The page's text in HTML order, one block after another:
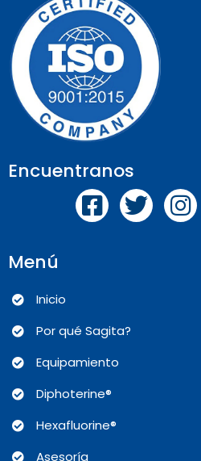
Encuentranos
Menú
Inicio
Por qué Sagita?
Equipamiento
Diphoterine®
Hexafluorine®
Asesoría